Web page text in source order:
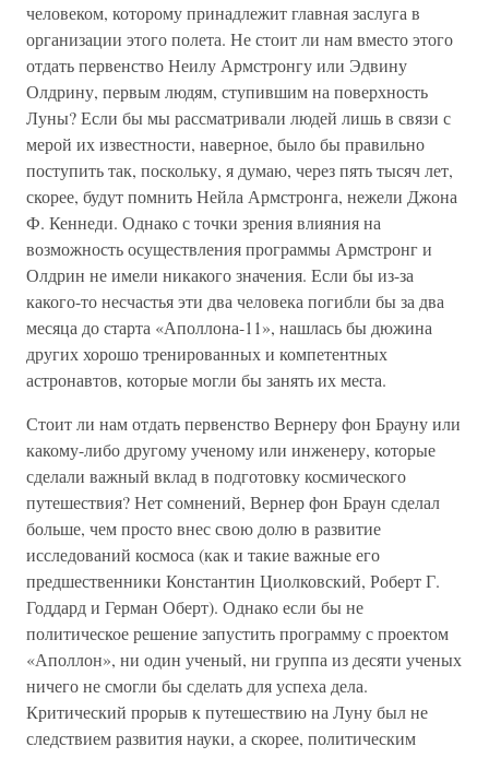
человеком, которому принадлежит главная заслуга в
организации этого полета. Не стоит ли нам вместо этого
отдать первенство Неилу Армстронгу или Эдвину
Олдрину, первым людям, ступившим на поверхность
Луны? Если бы мы рассматривали людей лишь в связи с
мерой их известности, наверное, было бы правильно
поступить так, поскольку, я думаю, через пять тысяч лет,
скорее, будут помнить Нейла Армстронга, нежели Джона
Ф. Кеннеди. Однако с точки зрения влияния на
возможность осуществления программы Армстронг и
Олдрин не имели никакого значения. Если бы из-за
какого-то несчастья эти два человека погибли бы за два
месяца до старта «Аполлона-11», нашлась бы дюжина
других хорошо тренированных и компетентных
астронавтов, которые могли бы занять их места.
Стоит ли нам отдать первенство Вернеру фон Брауну или
какому-либо другому ученому или инженеру, которые
сделали важный вклад в подготовку космического
путешествия? Нет сомнений, Вернер фон Браун сделал
больше, чем просто внес свою долю в развитие
исследований космоса (как и такие важные его
предшественники Константин Циолковский, Роберт Г.
Годдард и Герман Оберт). Однако если бы не
политическое решение запустить программу с проектом
«Аполлон», ни один ученый, ни группа из десяти ученых
ничего не смогли бы сделать для успеха дела.
Критический прорыв к путешествию на Луну был не
следствием развития науки, а скорее, политическим